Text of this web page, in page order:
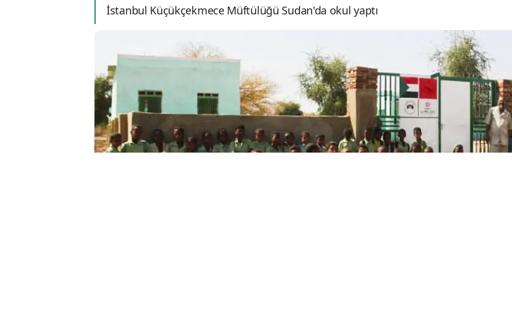
İstanbul Küçükçekmece Müftülüğü Sudan'da okul yaptı